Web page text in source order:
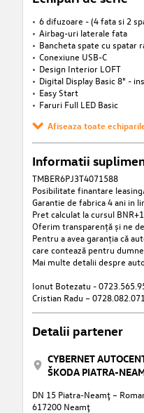
6 difuzoare - (4 fata si 2
Airbag-uri laterale fata
Bancheta spate cu spatar
Conexiune USB-C
Design Interior LOFT
Digital Display Basic 8" -
Easy Start
Faruri Full LED Basic
Afiseaza toate
Informatii
TMBER6PJ3T4071588
Posibilitate finantare
Garantie de fabrica 4 ani in
Pret calculat la cursul
Oferim transparență și ne
Pentru a avea garanția că
care contează pentru
Mai multe detalii despre
Ionut Botezatu -
Cristian Radu – 0728.082.071
Detalii partener
CYBERNET
ŠKODA PIATRA-
DN 15 Piatra-Neamţ –
617200 Neamţ